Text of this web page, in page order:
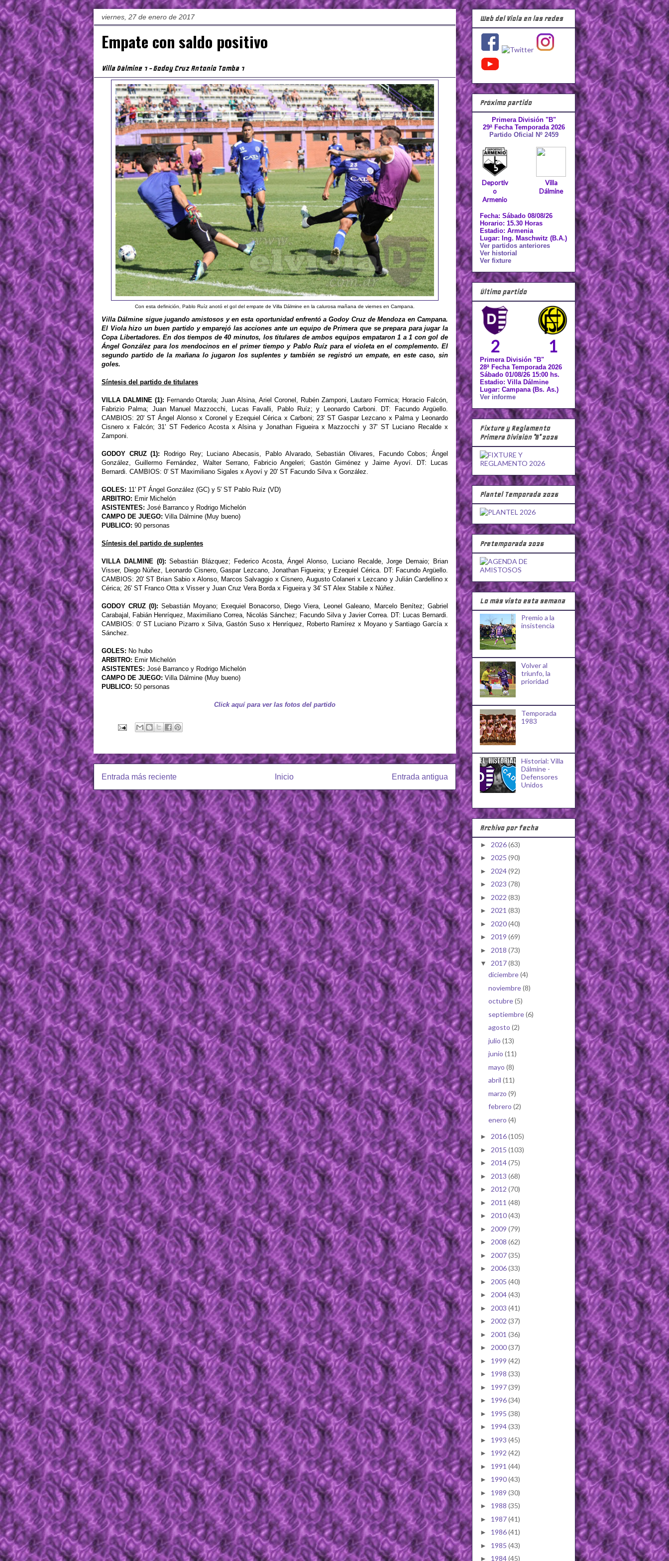
viernes, 27 de enero de 2017
Empate con saldo positivo
Villa Dálmine 1 - Godoy Cruz Antonio Tomba 1
Con esta definición, Pablo Ruíz anotó el gol del empate de Villa Dálmine en la calurosa mañana de viernes en Campana.
Villa Dálmine sigue jugando amistosos y en esta oportunidad enfrentó a Godoy Cruz de Mendoza en Campana.
El Viola hizo un buen partido y emparejó las acciones ante un equipo de Primera que se prepara para jugar la
Copa Libertadores. En dos tiempos de 40 minutos, los titulares de ambos equipos empataron 1 a 1 con gol de
Ángel González para los mendocinos en el primer tiempo y Pablo Ruíz para el violeta en el complemento. El
segundo partido de la mañana lo jugaron los suplentes y también se registró un empate, en este caso, sin
goles.
Síntesis del partido de titulares
VILLA DALMINE (1): Fernando Otarola; Juan Alsina, Ariel Coronel, Rubén Zamponi, Lautaro Formica; Horacio Falcón,
Fabrizio Palma; Juan Manuel Mazzocchi, Lucas Favalli, Pablo Ruíz; y Leonardo Carboni. DT: Facundo Argüello.
CAMBIOS: 20' ST Ángel Alonso x Coronel y Ezequiel Cérica x Carboni; 23' ST Gaspar Lezcano x Palma y Leonardo
Cisnero x Falcón; 31' ST Federico Acosta x Alsina y Jonathan Figueira x Mazzocchi y 37' ST Luciano Recalde x
Zamponi.
GODOY CRUZ (1): Rodrigo Rey; Luciano Abecasis, Pablo Alvarado, Sebastián Olivares, Facundo Cobos; Ángel
González, Guillermo Fernández, Walter Serrano, Fabricio Angeleri; Gastón Giménez y Jaime Ayoví. DT: Lucas
Bernardi. CAMBIOS: 0' ST Maximiliano Sigales x Ayoví y 20' ST Facundo Silva x González.
GOLES: 11' PT Ángel González (GC) y 5' ST Pablo Ruíz (VD)
ARBITRO: Emir Michelón
ASISTENTES: José Barranco y Rodrigo Michelón
CAMPO DE JUEGO: Villa Dálmine (Muy bueno)
PUBLICO: 90 personas
Síntesis del partido de suplentes
VILLA DALMINE (0): Sebastián Blázquez; Federico Acosta, Ángel Alonso, Luciano Recalde, Jorge Demaio; Brian
Visser, Diego Núñez, Leonardo Cisnero, Gaspar Lezcano, Jonathan Figueira; y Ezequiel Cérica. DT: Facundo Argüello.
CAMBIOS: 20' ST Brian Sabio x Alonso, Marcos Salvaggio x Cisnero, Augusto Colaneri x Lezcano y Julián Cardellino x
Cérica; 26' ST Franco Otta x Visser y Juan Cruz Vera Borda x Figueira y 34' ST Alex Stabile x Núñez.
GODOY CRUZ (0): Sebastián Moyano; Exequiel Bonacorso, Diego Viera, Leonel Galeano, Marcelo Benítez; Gabriel
Carabajal, Fabián Henríquez, Maximiliano Correa, Nicolás Sánchez; Facundo Silva y Javier Correa. DT: Lucas Bernardi.
CAMBIOS: 0' ST Luciano Pizarro x Silva, Gastón Suso x Henríquez, Roberto Ramírez x Moyano y Santiago García x
Sánchez.
GOLES: No hubo
ARBITRO: Emir Michelón
ASISTENTES: José Barranco y Rodrigo Michelón
CAMPO DE JUEGO: Villa Dálmine (Muy bueno)
PUBLICO: 50 personas
Click aquí para ver las fotos del partido
Entrada más reciente Entrada antigua
Inicio
Web del Viola en las redes
Próximo partido
Primera División "B"
29ª Fecha Temporada 2026
Partido Oficial Nº 2459
Deportiv
o
Armenio
Villa
Dálmine
Fecha: Sábado 08/08/26
Horario: 15.30 Horas
Estadio: Armenia
Lugar: Ing. Maschwitz (B.A.)
Ver partidos anteriores
Ver historial
Ver fixture
Último partido
2 1
Primera División "B"
28ª Fecha Temporada 2026
Sábado 01/08/26 15:00 hs.
Estadio: Villa Dálmine
Lugar: Campana (Bs. As.)
Ver informe
Fixture y Reglamento
Primera División "B" 2026
Plantel Temporada 2026
Pretemporada 2026
Lo más visto esta semana
Premio a la
insistencia
Volver al
triunfo, la
prioridad
Temporada
1983
Historial: Villa
Dálmine -
Defensores
Unidos
Archivo por fecha
► 2026(63)
► 2025 (90)
► 2024(92)
► 2023 (78)
► 2022 (83)
► 2021 (83)
► 2020(40)
► 2019 (69)
► 2018 (73)
▼ 2017(83)
diciembre(4)
noviembre(8)
octubre(5)
septiembre(6)
agosto (2)
julio (13)
junio (11)
mayo (8)
abril (11)
marzo (9)
febrero (2)
enero (4)
► 2016(105)
► 2015 (103)
► 2014(75)
► 2013 (68)
► 2012 (70)
► 2011 (48)
► 2010(43)
► 2009 (79)
► 2008 (62)
► 2007(35)
► 2006(33)
► 2005 (40)
► 2004(43)
► 2003 (41)
► 2002 (37)
► 2001 (36)
► 2000(37)
► 1999 (42)
► 1998 (33)
► 1997(39)
► 1996(34)
► 1995 (38)
► 1994(33)
► 1993 (45)
► 1992 (42)
► 1991 (44)
► 1990(43)
► 1989 (30)
► 1988 (35)
► 1987(41)
► 1986(41)
► 1985 (43)
► 1984(45)